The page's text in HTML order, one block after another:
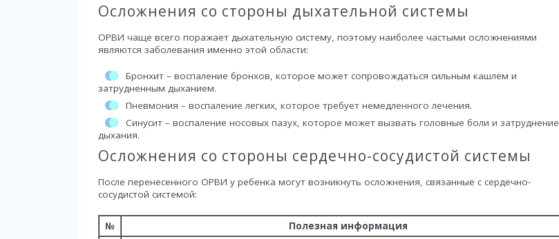
Осложнения со стороны дыхательной системы
ОРВИ чаще всего поражает дыхательную систему, поэтому наиболее частыми осложнениями
являются заболевания именно этой области:
Бронхит – воспаление бронхов, которое может сопровождаться сильным кашлем и
затрудненным дыханием.
Пневмония – воспаление легких, которое требует немедленного лечения.
Синусит – воспаление носовых пазух, которое может вызвать головные боли и затруднение
дыхания.
Осложнения со стороны сердечно-сосудистой системы
После перенесенного ОРВИ у ребенка могут возникнуть осложнения, связанные с сердечно-
сосудистой системой:
№
Полезная информация